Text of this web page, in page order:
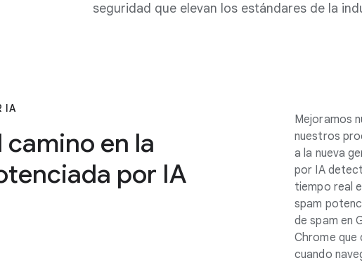
seguridad que elevan los estándares de la
IA
camino en la
por IA
Mejoramos
nuestros
a la nueva
por IA
tiempo real
spam
de spam en
Chrome que
cuando